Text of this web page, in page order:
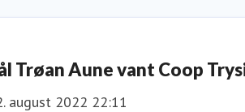
Trøan Aune vant Coop
august 2022 22:11